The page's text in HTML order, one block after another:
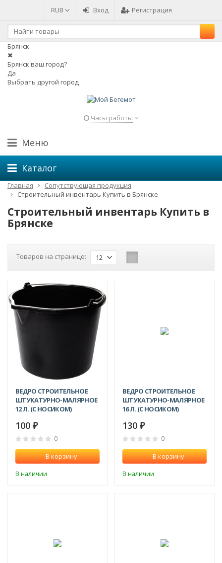
RUB Вход Регистрация
Брянск
✖
Брянск ваш город?
Да
Выбрать другой город
Часы работы
Меню
Каталог
Главная
Сопутствующая продукция
Строительный инвентарь Купить в Брянске
Строительный инвентарь Купить в
Брянске
Товаров на странице: 12
ВЕДРО СТРОИТЕЛЬНОЕ
ШТУКАТУРНО-МАЛЯРНОЕ
12 Л. (С НОСИКОМ)
100 ₽
0
В корзину
В наличии
ВЕДРО СТРОИТЕЛЬНОЕ
ШТУКАТУРНО-МАЛЯРНОЕ
16 Л. (С НОСИКОМ)
130 ₽
0
В корзину
В наличии